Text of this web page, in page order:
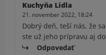
Kuchyňa Lidla
21. november 2022, 18:24
Dobrý deň, teší nás, že
ste už jeho prípravu aj
Odpovedať